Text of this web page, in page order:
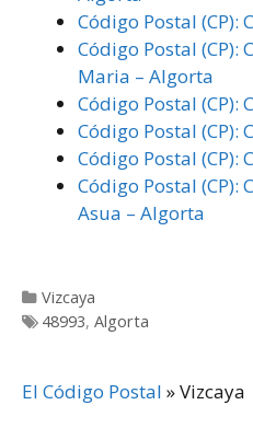
Código Postal (CP):
Código Postal (CP):
Maria – Algorta
Código Postal (CP):
Código Postal (CP):
Código Postal (CP):
Código Postal (CP):
Asua – Algorta
Categorías
Vizcaya
Etiquetas
48993, Algorta
El Código Postal »Vizcaya